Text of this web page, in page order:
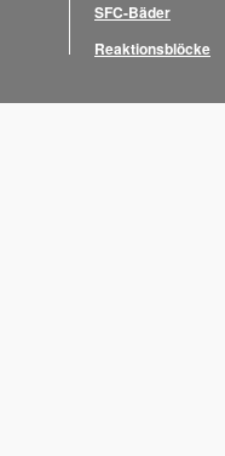
SFC-Bäder
Reaktionsblöcke